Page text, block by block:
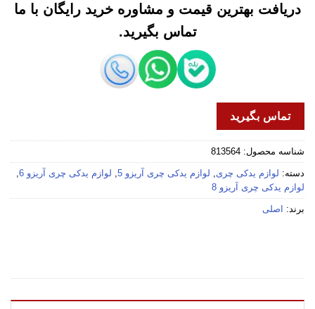
دریافت بهترین قیمت و مشاوره خرید رایگان با ما
تماس بگیرید.
تماس بگیرید
شناسه محصول: 813564
دسته: لوازم یدکی چری, لوازم یدکی چری آریزو 5 , لوازم یدکی چری آریزو 6
,
لوازم یدکی چری آریزو 8
برند: اصلی